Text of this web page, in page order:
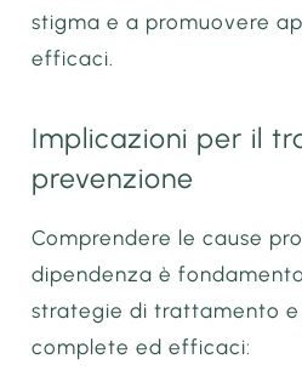
stigma e a promuovere
efficaci.
Implicazioni per il
prevenzione
Comprendere le cause
dipendenza è
strategie di trattamento e
complete ed efficaci: